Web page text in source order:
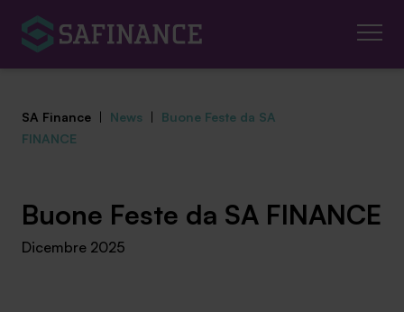
Mediazione Creditizia
Finanza Agevolata
SA Finance | News | Buone Feste da SA
FINANCE
Buone Feste da SA FINANCE
Dicembre 2025